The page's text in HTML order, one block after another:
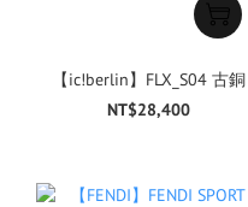
【ic!berlin】FLX_S04 古銅
NT$28,400